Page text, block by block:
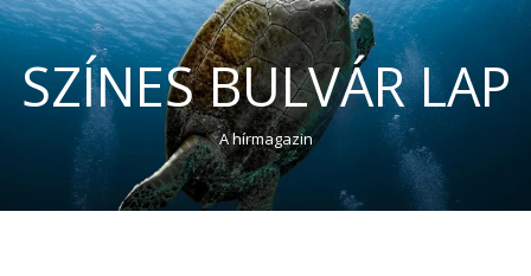
SZÍNES BULVÁR LAP
A hírmagazin